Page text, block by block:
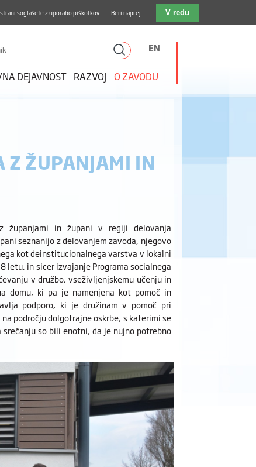
kosil Kakovost in varnost
E-pošta
EN
DEJAVNOST RAZVOJ O ZAVODU
Z ŽUPANJAMI IN
županjami in župani v regiji delovanja
seznanijo z delovanjem zavoda, njegovo
kot deinstitucionalnega varstva v lokalni
letu, in sicer izvajanje Programa socialnega
v družbo, vseživljenjskemu učenju in
domu, ki pa je namenjena kot pomoč in
podporo, ki je družinam v pomoč pri
področju dolgotrajne oskrbe, s katerimi se
so bili enotni, da je nujno potrebno
soglašete z uporabo piškotkov. Beri naprej ... V redu